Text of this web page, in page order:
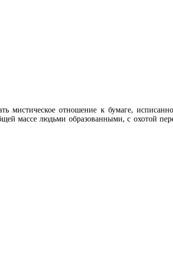
мистическое отношение к бумаге,
массе людьми образованными, с охотой